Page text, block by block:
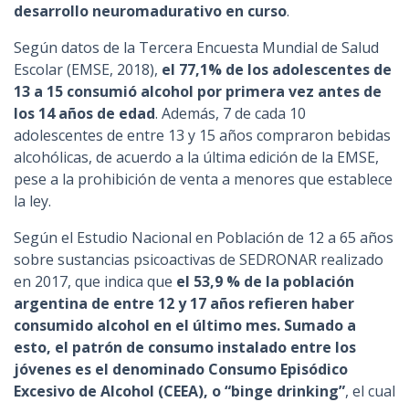
desarrollo neuromadurativo en curso.
Según datos de la Tercera Encuesta Mundial de Salud
Escolar (EMSE, 2018), el 77,1% de los adolescentes de
13 a 15 consumió alcohol por primera vez antes de
los 14 años de edad. Además, 7 de cada 10
adolescentes de entre 13 y 15 años compraron bebidas
alcohólicas, de acuerdo a la última edición de la EMSE,
pese a la prohibición de venta a menores que establece
la ley.
Según el Estudio Nacional en Población de 12 a 65 años
sobre sustancias psicoactivas de SEDRONAR realizado
en 2017, que indica que el 53,9 % de la población
argentina de entre 12 y 17 años refieren haber
consumido alcohol en el último mes. Sumado a
esto, el patrón de consumo instalado entre los
jóvenes es el denominado Consumo Episódico
Excesivo de Alcohol (CEEA), o “binge drinking”, el cual